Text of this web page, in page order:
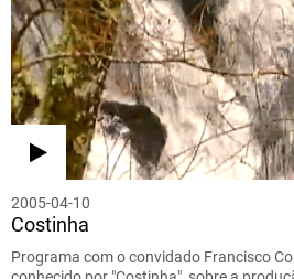
2005-04-10
Costinha
Programa com o convidado Francisco